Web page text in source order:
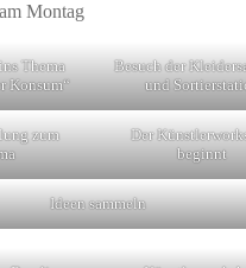
Montag
Thema
Konsum“
Besuch der
und
zum
Der
beginnt
Ideen sammeln